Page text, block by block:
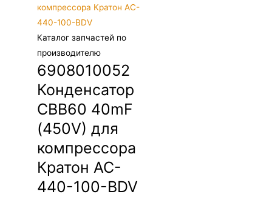
Каталог запчастей по
производителю
6908010052
Конденсатор
CBB60 40mF
(450V) для
компрессора
Кратон AC-
440-100-BDV